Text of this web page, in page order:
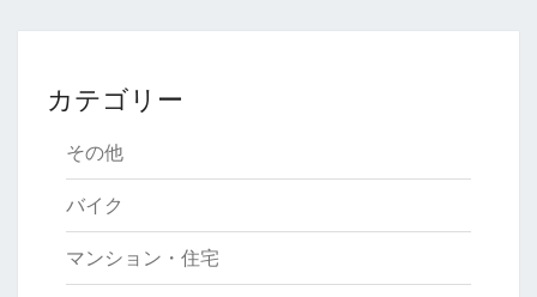
カテゴリー
その他
バイク
マンション・住宅